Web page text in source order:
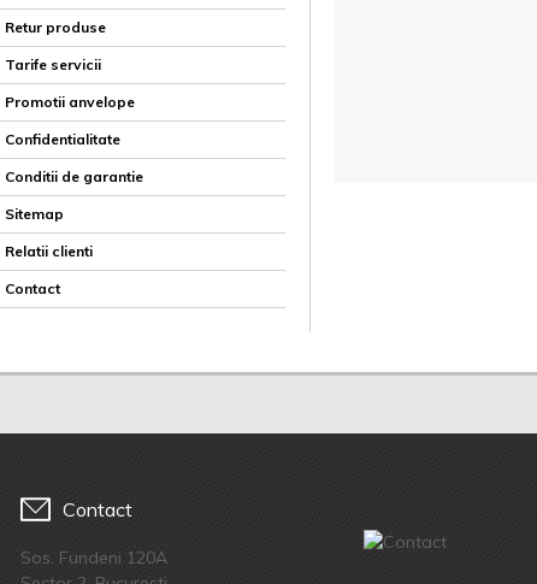
Retur produse
Tarife servicii
Promotii anvelope
Confidentialitate
Conditii de garantie
Sitemap
Relatii clienti
Contact
Contact
Sos. Fundeni 120A